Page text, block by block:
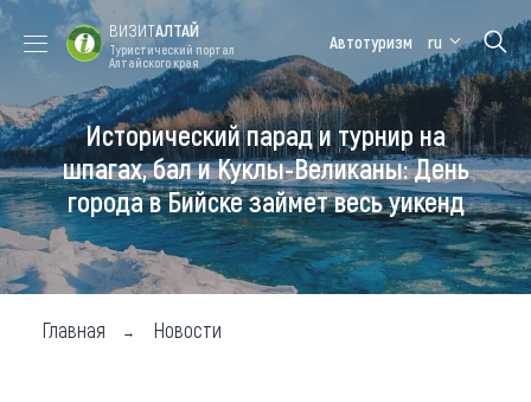
Форум VISIT
ALTAI
Цветение
маральника
Медицинский
форум
Алтайская
зимовка
Туры
Где побывать
Чем заняться
ВИЗИТАЛТАЙ
Туристический портал
Алтайского края
Автотуризм ru
Исторический парад и турнир на
шпагах, бал и Куклы-Великаны: День
города в Бийске займет весь уикенд
Главная Новости